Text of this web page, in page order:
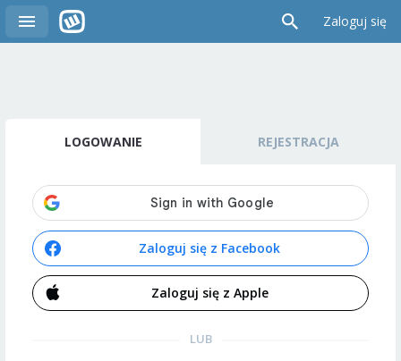
Zaloguj się
LOGOWANIE REJESTRACJA
Zaloguj się z Facebook
Zaloguj się z Apple
LUB